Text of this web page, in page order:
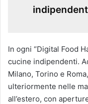
In ogni “Digital Food
cucine indipendenti.
Milano, Torino e
ulteriormente nelle
all’estero, con